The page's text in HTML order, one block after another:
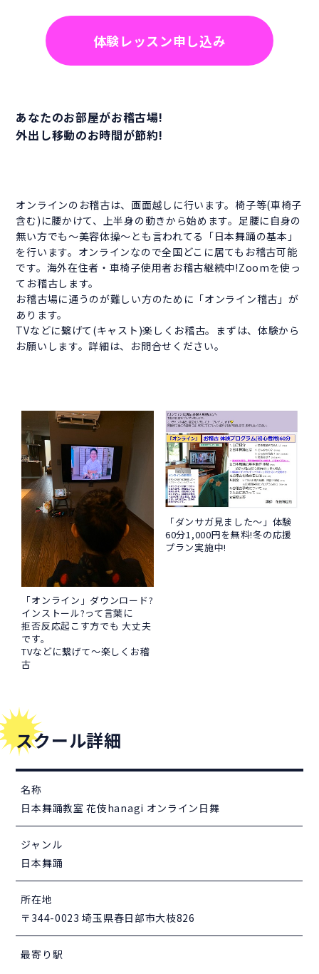
体験レッスン申し込み
あなたのお部屋がお稽古場!
外出し移動のお時間が節約!
オンラインのお稽古は、画面越しに行います。椅子等(車椅子
含む)に腰かけて、上半身の動きから始めます。足腰に自身の
無い方でも～美容体操～とも言われてる「日本舞踊の基本」
を行います。オンラインなので全国どこに居てもお稽古可能
です。海外在住者・車椅子使用者お稽古継続中!Zoomを使っ
てお稽古します。
お稽古場に通うのが難しい方のために「オンライン稽古」が
あります。
TVなどに繋げて(キャスト)楽しくお稽古。まずは、体験から
お願いします。詳細は、お問合せください。
「オンライン」ダウンロード?
インストール?って言葉に
拒否反応起こす方でも 大丈夫
です。
TVなどに繋げて～楽しくお稽
古
「ダンサガ見ました～」体験
60分1,000円を無料!冬の応援
プラン実施中!
スクール詳細
名称
日本舞踊教室 花伎hanagi オンライン日舞
ジャンル
日本舞踊
所在地
〒344-0023 埼玉県春日部市大枝826
最寄り駅